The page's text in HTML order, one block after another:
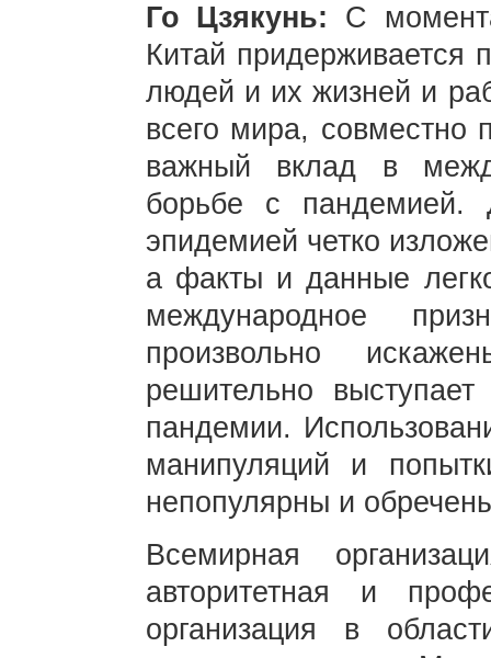
Го Цзякунь: С
Китай придерживается
людей и их жизней и
всего мира, совместно
важный вклад в
борьбе с пандемией.
эпидемией четко
а факты и данные
международное
произвольно
решительно
пандемии.
манипуляций и
непопулярны и
Всемирная
авторитетная и
организация в